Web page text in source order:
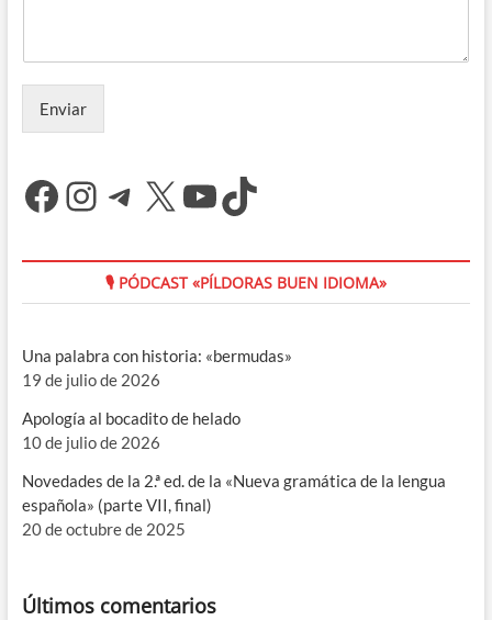
Enviar
Facebook
Instagram
Telegram
X YouTube
TikTok
🎙 PÓDCAST «PÍLDORAS BUEN IDIOMA»
Una palabra con historia: «bermudas»
19 de julio de 2026
Apología al bocadito de helado
10 de julio de 2026
Novedades de la 2.ª ed. de la «Nueva gramática de la lengua
española» (parte VII, final)
20 de octubre de 2025
Últimos comentarios